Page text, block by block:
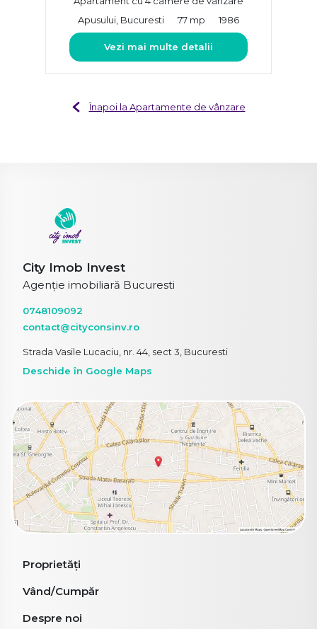
Apusului, Bucuresti
77 mp 1986
Vezi mai multe detalii
Înapoi la Apartamente de vânzare
City Imob Invest
Agenție imobiliară Bucuresti
0748109092
contact@cityconsinv.ro
Strada Vasile Lucaciu, nr. 44, sect 3, Bucuresti
Deschide în Google Maps
Proprietăți
Vând/Cumpăr
Despre noi